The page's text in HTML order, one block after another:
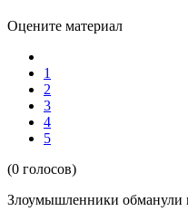
Оцените материал
1
2
3
4
5
(0 голосов)
Злоумышленники обманули